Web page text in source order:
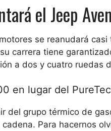
el Jeep
se reanudará
carrera tiene
a dos y cuatro ruedas
en lugar del
del grupo térmico de
Para hacernos